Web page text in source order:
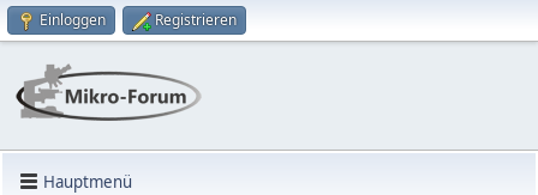
Einloggen Registrieren
Hauptmenü